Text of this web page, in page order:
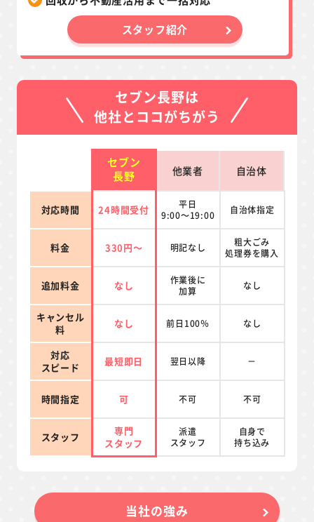
スタッフ紹介
セブン長野は
他社とココがちがう
セブン
長野
他業者 自治体
対応時間 24時間受付
平日
9:00～19:00
自治体指定
料金 330円～ 明記なし
粗大ごみ
処理券を購入
追加料金 なし
作業後に
加算
なし
キャンセル
料
なし 前日100％ なし
対応
スピード
最短即日 翌日以降 －
時間指定 可 不可 不可
スタッフ
専門
スタッフ
派遣
スタッフ
自身で
持ち込み
当社の強み